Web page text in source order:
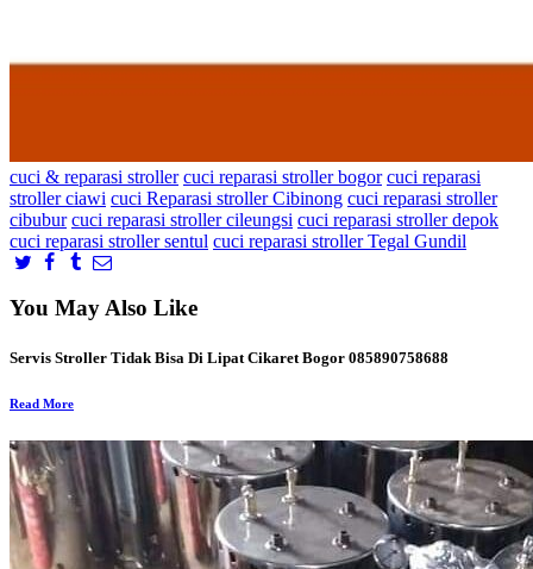
cuci & reparasi stroller cuci reparasi stroller bogor cuci reparasi
stroller ciawi cuci Reparasi stroller Cibinong cuci reparasi stroller
cibubur cuci reparasi stroller cileungsi cuci reparasi stroller depok
cuci reparasi stroller sentul cuci reparasi stroller Tegal Gundil
You May Also Like
Servis Stroller Tidak Bisa Di Lipat Cikaret Bogor 085890758688
Read More